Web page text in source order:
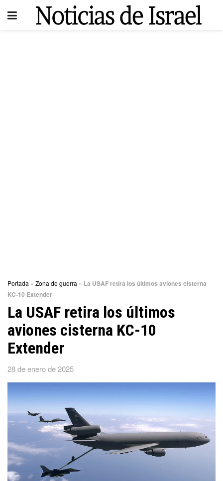
Portada » Zona de guerra » La USAF retira los últimos aviones cisterna
KC-10 Extender
La USAF retira los últimos
aviones cisterna KC-10
Extender
28 de enero de 2025